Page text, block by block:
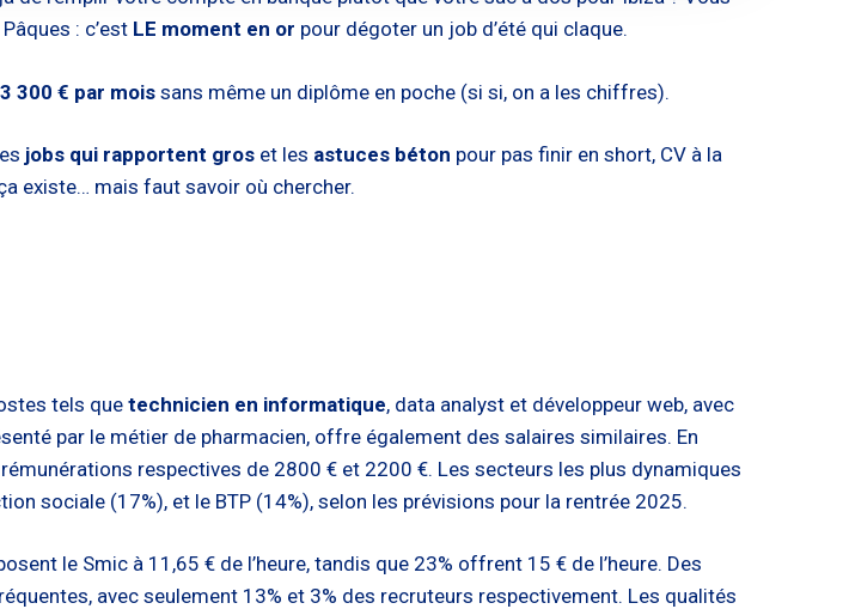
: c’est LE moment en or pour dégoter un job d’été qui claque.
300 € par moissans même un diplôme en poche (si si, on a les chiffres).
jobs qui rapportent gros et les astuces béton pour pas finir en short, CV à la
existe… mais faut savoir où chercher.
tels que technicien en informatique, data analyst et développeur web, avec
par le métier de pharmacien, offre également des salaires similaires. En
respectives de 2800 € et 2200 €. Les secteurs les plus dynamiques
sociale (17%), et le BTP (14%), selon les prévisions pour la rentrée 2025.
le Smic à 11,65 € de l’heure, tandis que 23% offrent 15 € de l’heure. Des
avec seulement 13% et 3% des recruteurs respectivement. Les qualités